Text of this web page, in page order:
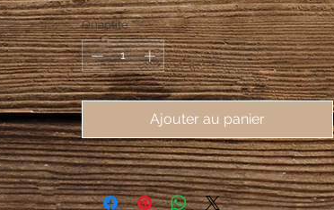
posés l'un au-dessus de l'autre, accompagné
en chef d'une étoile et en pointe de deux
quintefeuilles, entre chacun d'eux de deux
épis de blé tigés et feuillés, posés l'un en
bande, l'autre en barre, le tout d'or.
Quantité *
Ajouter au panier